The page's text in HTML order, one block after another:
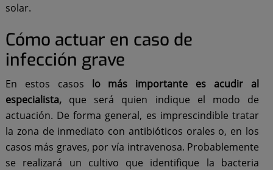
solar.
Cómo actuar en caso de
infección grave
En estos casos lo más importante es acudir al
especialista,que será quien indique el modo de
actuación. De forma general, es imprescindible tratar
la zona de inmediato con antibióticos orales o, en los
casos más graves, por vía intravenosa. Probablemente
se realizará un cultivo que identifique la bacteria